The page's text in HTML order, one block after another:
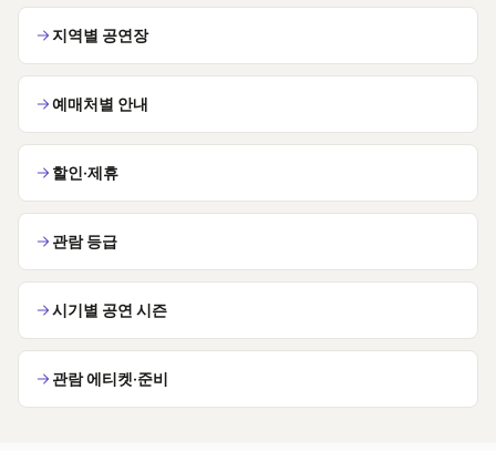
지역별 공연장
예매처별 안내
할인·제휴
관람 등급
시기별 공연 시즌
관람 에티켓·준비